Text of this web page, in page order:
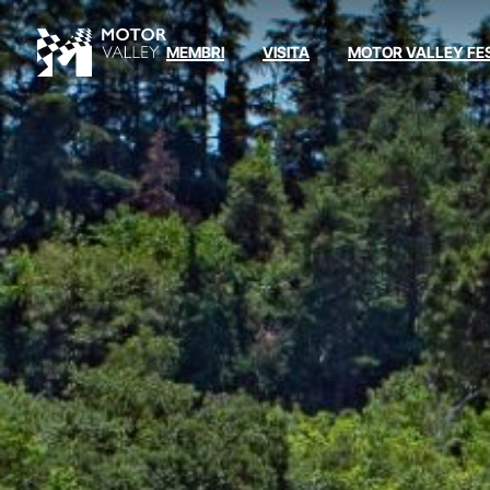
MEMBRI VISITA MOTOR VALLEY